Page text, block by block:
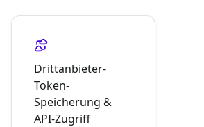
Drittanbieter-
Token-
Speicherung &
API-Zugriff